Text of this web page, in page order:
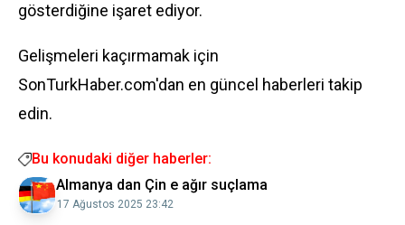
gösterdiğine işaret ediyor.
Gelişmeleri kaçırmamak için
SonTurkHaber.com'dan en güncel haberleri takip
edin.
Bu konudaki diğer haberler:
Almanya dan Çin e ağır suçlama
17 Ağustos 2025 23:42